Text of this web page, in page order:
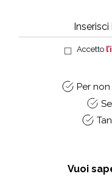
Accetto
Per
Vuoi